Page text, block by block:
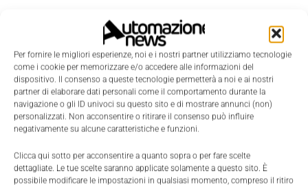
Per fornire le migliori esperienze, noi e i nostri partner utilizziamo tecnologie
come i cookie per memorizzare e/o accedere alle informazioni del
dispositivo. Il consenso a queste tecnologie permetterà a noi e ai nostri
partner di elaborare dati personali come il comportamento durante la
navigazione o gli ID univoci su questo sito e di mostrare annunci (non)
personalizzati. Non acconsentire o ritirare il consenso può influire
negativamente su alcune caratteristiche e funzioni.
Clicca qui sotto per acconsentire a quanto sopra o per fare scelte
dettagliate. Le tue scelte saranno applicate solamente a questo sito. È
possibile modificare le impostazioni in qualsiasi momento, compreso il ritiro